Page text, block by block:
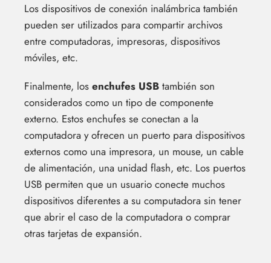
Los dispositivos de conexión inalámbrica también
pueden ser utilizados para compartir archivos
entre computadoras, impresoras, dispositivos
móviles, etc.
Finalmente, los enchufes USB también son
considerados como un tipo de componente
externo. Estos enchufes se conectan a la
computadora y ofrecen un puerto para dispositivos
externos como una impresora, un mouse, un cable
de alimentación, una unidad flash, etc. Los puertos
USB permiten que un usuario conecte muchos
dispositivos diferentes a su computadora sin tener
que abrir el caso de la computadora o comprar
otras tarjetas de expansión.